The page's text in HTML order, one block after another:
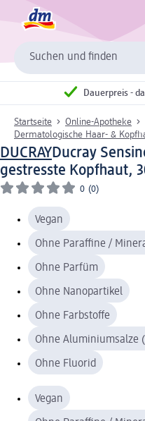
Suchen und finden
Dauerpreis -
Startseite
Online-Apotheke
Dermatologische Haar- &
DUCRAYDucray
gestresste Kopfhaut,
0 (0)
Vegan
Ohne Paraffine /
Ohne Parfüm
Ohne Nanopartikel
Ohne Farbstoffe
Ohne Aluminiumsalze
Ohne Fluorid
Vegan